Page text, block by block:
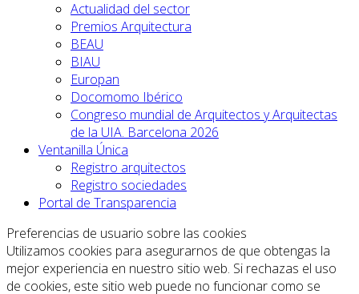
Actualidad del sector
Premios Arquitectura
BEAU
BIAU
Europan
Docomomo Ibérico
Congreso mundial de Arquitectos y Arquitectas
de la UIA. Barcelona 2026
Ventanilla Única
Registro arquitectos
Registro sociedades
Portal de Transparencia
Preferencias de usuario sobre las cookies
Utilizamos cookies para asegurarnos de que obtengas la
mejor experiencia en nuestro sitio web. Si rechazas el uso
de cookies, este sitio web puede no funcionar como se